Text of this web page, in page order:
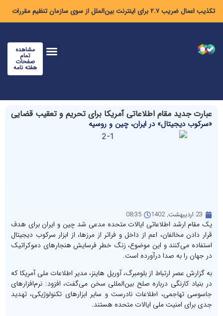
تکذیب اعمال ضریب ۲.۷ برای اینترنت بین‌الملل از سوی سازمان تنظیم مقررات
مشاهده
تمام
صفحات
هفته نامه
عبارت جدید مقام اطلاعاتی آمریکا برای تحریم و تعقیب قضایی
«سرکوب دیجیتال» در ایران، چین و روسیه
23 اردیبهشت, 1402 08:35
یک مقام ارشد اطلاعاتی ایالات متحده مدعی شد چین و ایران برای هدف
قرار دادن مخالفان، اعم از داخل و فراتر از مرزها، از ابزار سرکوب دیجیتال
استفاده می‌کنند و این موضوع، زنگ خطر فرسایش هنجارهای دموکراتیک
در جهان را به صدا درآورده است.
به گزارش عصر ارتباط از بلومبرگ، آوریل هاینز، مدیر اطلاعات ملی آمریکا که
در بنیاد کارنگی درباره صلح بین‌المللی سخن می‌گفت، افزود: نرم‌افزارهای
جاسوسی تهاجمی، اطلاعات نادرست و سایر ابزارهای تکنولوژیکی، تهدید
جدی برای امنیت ملی ایالات متحده هستند.